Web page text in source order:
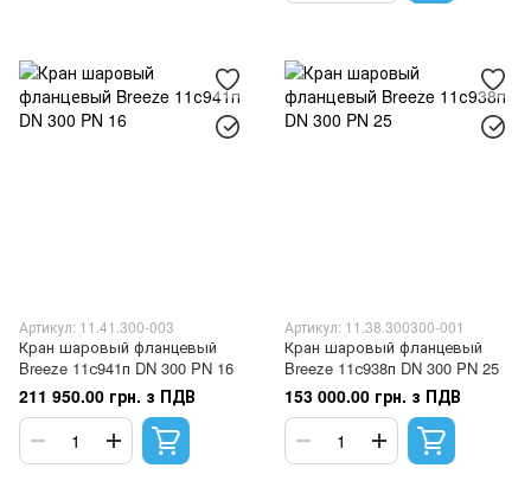
Артикул: 11.41.300-003
Кран шаровый фланцевый
Breeze 11с941п DN 300 PN 16
211 950.00 грн. з ПДВ
Артикул: 11.38.300300-001
Кран шаровый фланцевый
Breeze 11с938п DN 300 PN 25
153 000.00 грн. з ПДВ